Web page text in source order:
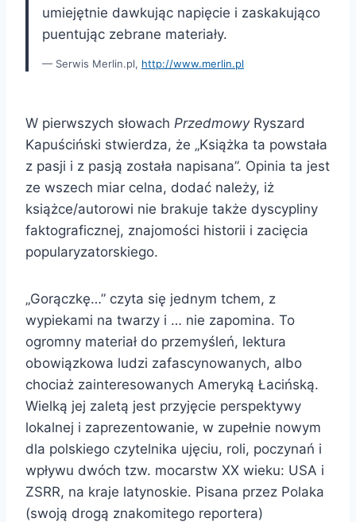
umiejętnie dawkując napięcie i zaskakująco
puentując zebrane materiały.
Serwis Merlin.pl, http://www.merlin.pl
W pierwszych słowach PrzedmowyRyszard
Kapuściński stwierdza, że „Książka ta powstała
z pasji i z pasją została napisana”. Opinia ta jest
ze wszech miar celna, dodać należy, iż
książce/autorowi nie brakuje także dyscypliny
faktograficznej, znajomości historii i zacięcia
popularyzatorskiego.
„Gorączkę…” czyta się jednym tchem, z
wypiekami na twarzy i … nie zapomina. To
ogromny materiał do przemyśleń, lektura
obowiązkowa ludzi zafascynowanych, albo
chociaż zainteresowanych Ameryką Łacińską.
Wielką jej zaletą jest przyjęcie perspektywy
lokalnej i zaprezentowanie, w zupełnie nowym
dla polskiego czytelnika ujęciu, roli, poczynań i
wpływu dwóch tzw. mocarstw XX wieku: USA i
ZSRR, na kraje latynoskie. Pisana przez Polaka
(swoją drogą znakomitego reportera)